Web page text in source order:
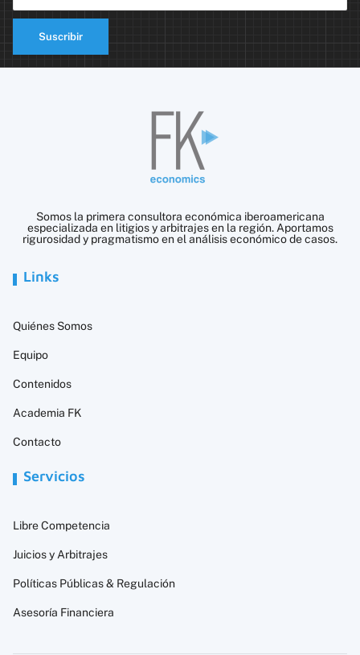
Suscribir
Somos la primera consultora económica iberoamericana
especializada en litigios y arbitrajes en la región. Aportamos
rigurosidad y pragmatismo en el análisis económico de casos.
Links
Quiénes Somos
Equipo
Contenidos
Academia FK
Contacto
Servicios
Libre Competencia
Juicios y Arbitrajes
Políticas Públicas & Regulación
Asesoría Financiera